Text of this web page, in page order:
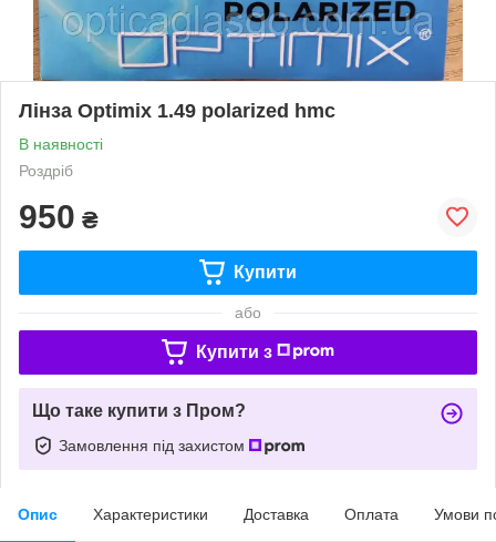
Лінза Optimix 1.49 polarized hmc
В наявності
Роздріб
950 ₴
Купити
або
Купити з
Що таке купити з Пром?
Замовлення під захистом
Опис Характеристики Доставка Оплата Умови